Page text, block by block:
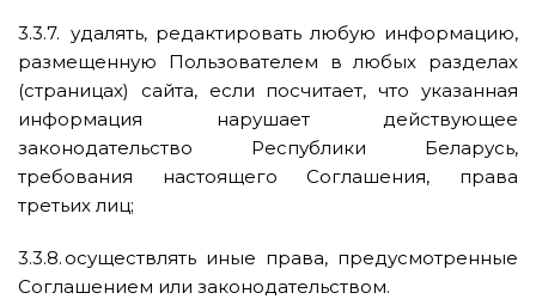
3.3.7. удалять, редактировать любую информацию,
размещенную Пользователем в любых разделах
(страницах) сайта, если посчитает, что указанная
информация нарушает действующее
законодательство Республики Беларусь,
требования настоящего Соглашения, права
третьих лиц;
3.3.8. осуществлять иные права, предусмотренные
Соглашением или законодательством.